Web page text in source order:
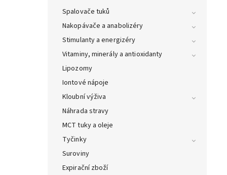
Spalovače tuků
Nakopávače a anabolizéry
Stimulanty a energizéry
Vitaminy, minerály a antioxidanty
Lipozomy
Iontové nápoje
Kloubní výživa
Náhrada stravy
MCT tuky a oleje
Tyčinky
Suroviny
Expirační zboží